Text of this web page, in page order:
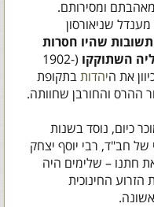
ומסירותם.
שניאורסון
שהיו חסרות
השתוקקו (1902-
יהדותבתקופת
ההרס והחורבן שחוותה.
כיום, נוסד בשנות
חב"ד, רבי יוסף יצחק
1950), מינה את חתנו – שלימים היה
החינוכית